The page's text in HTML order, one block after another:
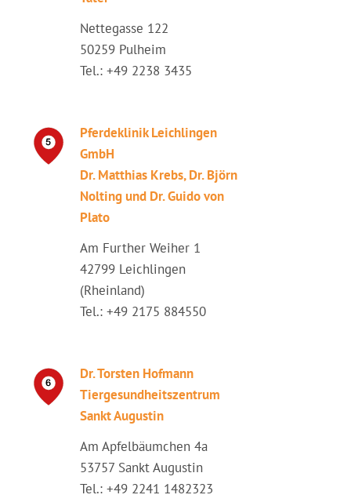
Nettegasse 122
50259 Pulheim
Tel.: +49 2238 3435
Pferdeklinik Leichlingen
GmbH
Dr. Matthias Krebs, Dr. Björn
Nolting und Dr. Guido von
Plato
Am Further Weiher 1
42799 Leichlingen
(Rheinland)
Tel.: +49 2175 884550
Dr. Torsten Hofmann
Tiergesundheitszentrum
Sankt Augustin
Am Apfelbäumchen 4a
53757 Sankt Augustin
Tel.: +49 2241 1482323